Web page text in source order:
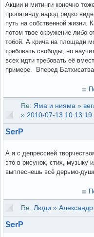
Акции и митинги конечно
пропаганду народ редко
путь на собственной жизни.
потом твое окружение либо
тобой. А крича на площади
требовать свободы, но
всех идти требовать её
примере. Вперед
Re: Яма и нияма »
» 2010-07-13 10:13:19
SerP
А я с депрессией
это в рисунок, стих, музыку
выплеснешь всё дерьмо-
Re: Люди »
SerP